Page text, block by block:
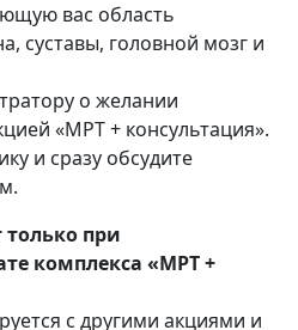
вас область
суставы, головной мозг и
о желании
«МРТ + консультация».
и сразу обсудите
только при
комплекса «МРТ +
с другими акциями и